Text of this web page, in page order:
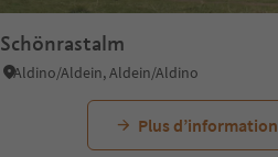
Schönrastalm
Aldino/Aldein, Aldein/Aldino
Plus d’information